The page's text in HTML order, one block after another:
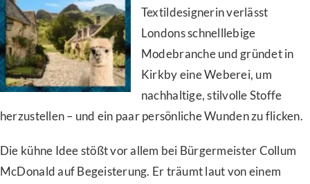
Textildesignerin verlässt
Londons schnelllebige
Modebranche und gründet in
Kirkby eine Weberei, um
nachhaltige, stilvolle Stoffe
herzustellen – und ein paar persönliche Wunden zu flicken.
Die kühne Idee stößt vor allem bei Bürgermeister Collum
McDonald auf Begeisterung. Er träumt laut von einem